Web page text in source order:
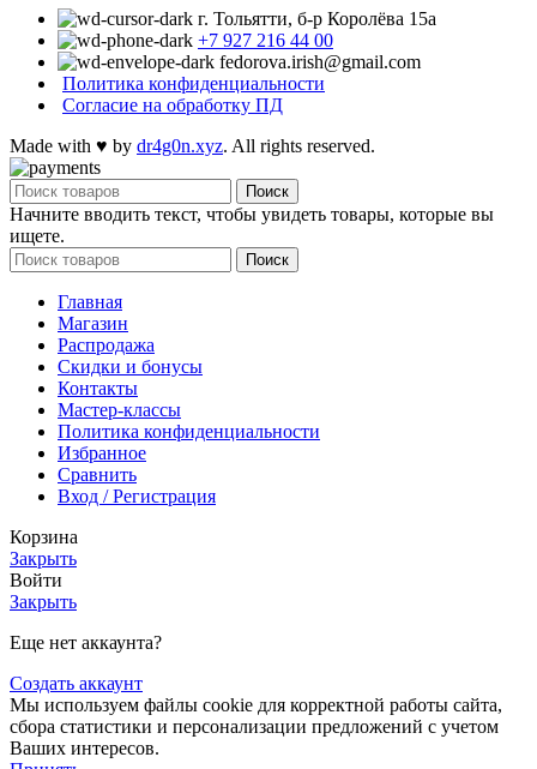
г. Тольятти, б-р Королёва 15а
+7 927 216 44 00
fedorova.irish@gmail.com
Политика конфиденциальности
Согласие на обработку ПД
Made with ♥ by dr4g0n.xyz. All rights reserved.
Поиск
Начните вводить текст, чтобы увидеть товары, которые вы
ищете.
Поиск
Главная
Магазин
Распродажа
Cкидки и бонусы
Контакты
Мастер-классы
Политика конфиденциальности
Избранное
Сравнить
Вход / Регистрация
Корзина
Закрыть
Войти
Закрыть
Еще нет аккаунта?
Создать аккаунт
Мы используем файлы cookie для корректной работы сайта,
сбора статистики и персонализации предложений с учетом
Ваших интересов.